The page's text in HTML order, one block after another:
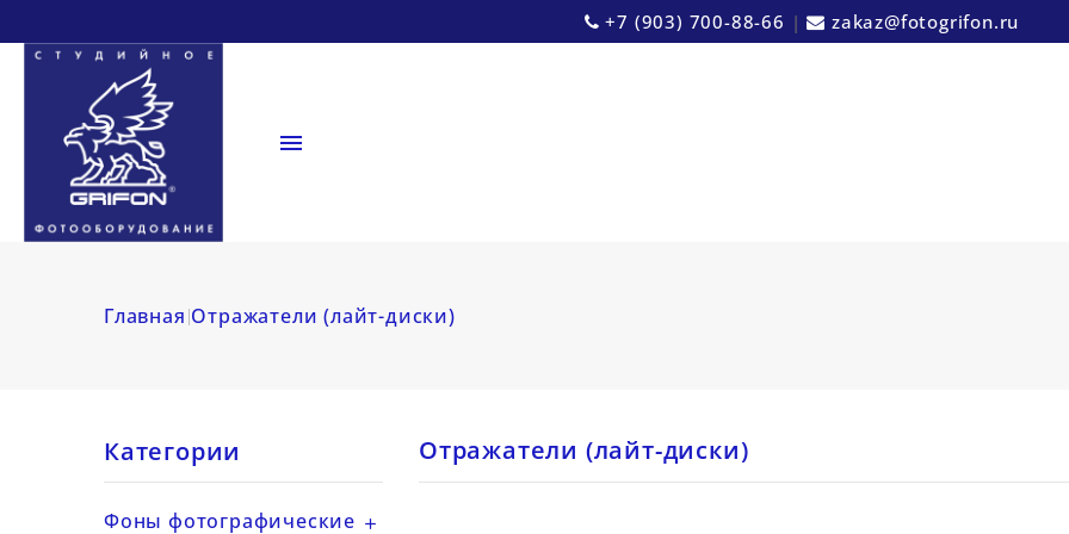
+7 (903) 700-88-66 | zakaz@fotogrifon.ru

Главная Отражатели (лайт-диски)
Категории
Фоны фотографические 
Отражатели (лайт-диски)